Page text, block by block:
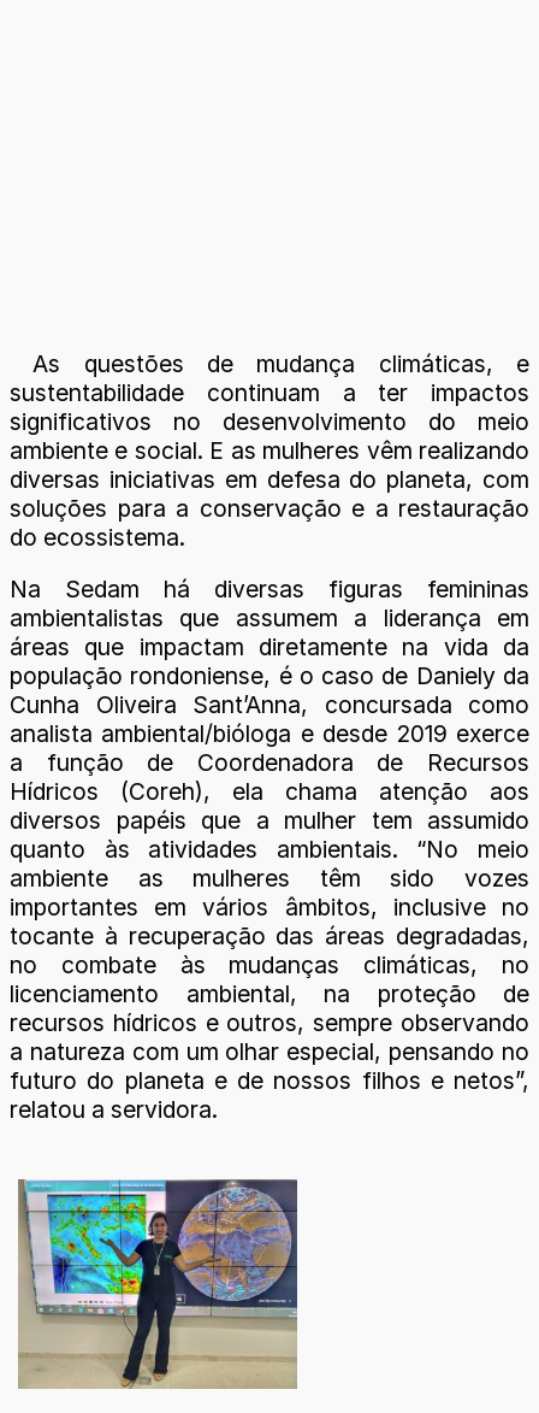
As questões de mudança climáticas, e
sustentabilidade continuam a ter impactos
significativos no desenvolvimento do meio
ambiente e social. E as mulheres vêm realizando
diversas iniciativas em defesa do planeta, com
soluções para a conservação e a restauração
do ecossistema.
Na Sedam há diversas figuras femininas
ambientalistas que assumem a liderança em
áreas que impactam diretamente na vida da
população rondoniense, é o caso de Daniely da
Cunha Oliveira Sant’Anna, concursada como
analista ambiental/bióloga e desde 2019 exerce
a função de Coordenadora de Recursos
Hídricos (Coreh), ela chama atenção aos
diversos papéis que a mulher tem assumido
quanto às atividades ambientais. “No meio
ambiente as mulheres têm sido vozes
importantes em vários âmbitos, inclusive no
tocante à recuperação das áreas degradadas,
no combate às mudanças climáticas, no
licenciamento ambiental, na proteção de
recursos hídricos e outros, sempre observando
a natureza com um olhar especial, pensando no
futuro do planeta e de nossos filhos e netos”,
relatou a servidora.